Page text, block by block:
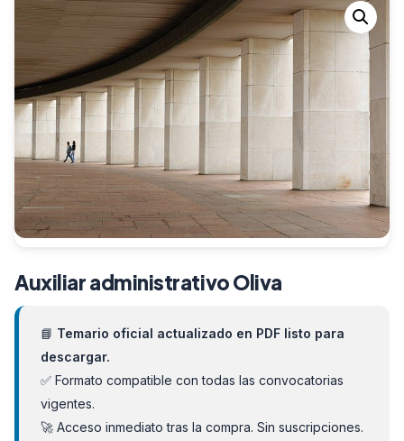
Auxiliar administrativo Oliva
📘 Temario oficial actualizado en PDF listo para
descargar.
✅ Formato compatible con todas las convocatorias
vigentes.
🚀 Acceso inmediato tras la compra. Sin suscripciones.